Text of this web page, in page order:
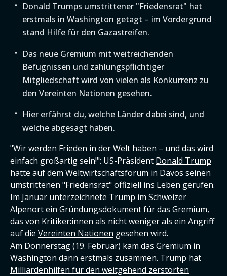
Donald Trumps umstrittener "Friedensrat" hat
erstmals in Washington getagt – im Vordergrund
stand Hilfe für den Gazastreifen.
Das neue Gremium mit weitreichenden
Befugnissen und zahlungspflichtiger
Mitgliedschaft wird von vielen als Konkurrenz zu
den Vereinten Nationen gesehen.
Hier erfährst du, welche Länder dabei sind, und
welche abgesagt haben.
"Wir werden Frieden in der Welt haben – und das wird
einfach großartig sein!": US-Präsident Donald Trump
hatte auf dem Weltwirtschaftsforum in Davos seinen
umstrittenen "Friedensrat" offiziell ins Leben gerufen.
Im Januar unterzeichnete Trump im Schweizer
Alpenort ein Gründungsdokument für das Gremium,
das von Kritiker:innen als nicht weniger als ein Angriff
auf die Vereinten Nationen gesehen wird.
Am Donnerstag (19. Februar) kam das Gremium in
Washington dann erstmals zusammen. Trump hat
Milliardenhilfen für den weitgehend zerstörten